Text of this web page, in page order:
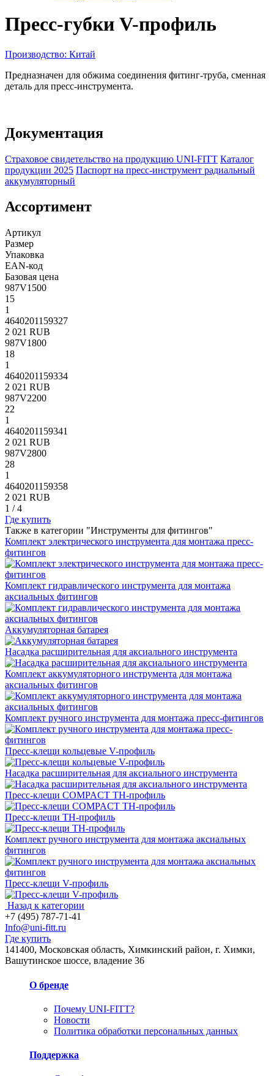
Пресс-губки V-профиль
Производство: Китай
Предназначен для обжима соединения фитинг-труба, сменная
деталь для пресс-инструмента.
Документация
Страховое свидетельство на продукцию UNI-FITT Каталог
продукции 2025 Паспорт на пресс-инструмент радиальный
аккумуляторный
Ассортимент
Артикул
Размер
Упаковка
EAN-код
Базовая цена
987V1500
15
1
4640201159327
2 021 RUB
987V1800
18
1
4640201159334
2 021 RUB
987V2200
22
1
4640201159341
2 021 RUB
987V2800
28
1
4640201159358
2 021 RUB
1 / 4
Где купить
Также в категории "Инструменты для фитингов"
Комплект электрического инструмента для монтажа пресс-
фитингов
Комплект гидравлического инструмента для монтажа
аксиальных фитингов
Аккумуляторная батарея
Насадка расширительная для аксиального инструмента
Комплект аккумуляторного инструмента для монтажа
аксиальных фитингов
Комплект ручного инструмента для монтажа пресс-фитингов
Пресс-клещи кольцевые V-профиль
Насадка расширительная для аксиального инструмента
Пресс-клещи COMPACT TH-профиль
Пресс-клещи TH-профиль
Комплект ручного инструмента для монтажа аксиальных
фитингов
Пресс-клещи V-профиль
Назад к категории
+7 (495) 787-71-41
Info@uni-fitt.ru
Где купить
141400, Московская область, Химкинский район, г. Химки,
Вашутинское шоссе, владение 36
О бренде
Почему UNI-FITT?
Новости
Политика обработки персональных данных
Поддержка